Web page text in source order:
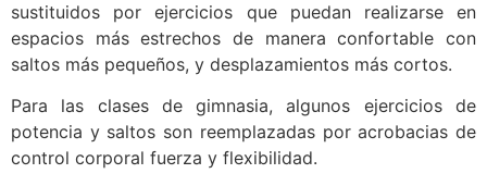
sustituidos por ejercicios que puedan realizarse en
espacios más estrechos de manera confortable con
saltos más pequeños, y desplazamientos más cortos.
Para las clases de gimnasia, algunos ejercicios de
potencia y saltos son reemplazadas por acrobacias de
control corporal fuerza y flexibilidad.